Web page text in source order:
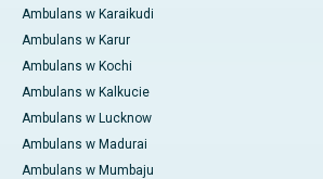
Ambulans w Karaikudi
Ambulans w Karur
Ambulans w Kochi
Ambulans w Kalkucie
Ambulans w Lucknow
Ambulans w Madurai
Ambulans w Mumbaju